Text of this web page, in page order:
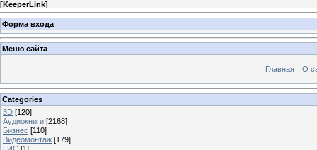
[KeeperLink]
Форма входа
Меню сайта
Главная О
Categories
3D [120]
Аудиокниги [2168]
Бизнес [110]
Видеомонтаж [179]